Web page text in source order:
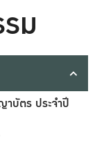
ม
บัตร ประจำปี